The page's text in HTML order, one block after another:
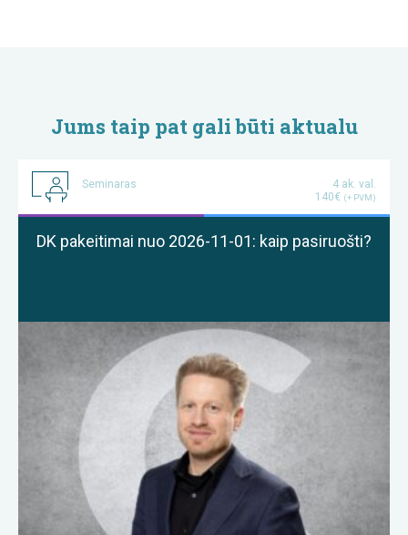
Jums taip pat gali būti aktualu
Seminaras
4 ak. val.
140€ (+ PVM)
DK pakeitimai nuo 2026-11-01: kaip pasiruošti?